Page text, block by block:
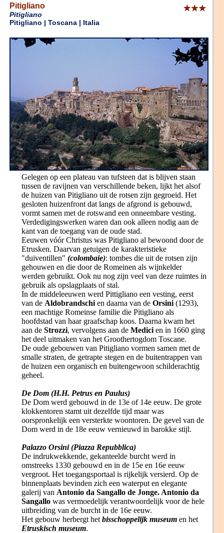
Pitigliano
Pitigliano
Pitigliano | Toscana | Italia
Gelegen op een plateau van tufsteen dat is blijven staan
tussen de ravijnen van verschillende beken, lijkt het alsof
de huizen van Pitigliano uit de rotsen zijn gegroeid. Het
gesloten huizenfront dat langs de afgrond is gebouwd,
vormt samen met de rotswand een onneembare vesting.
Verdedigingswerken waren dan ook alleen nodig aan de
kant van de toegang van de oude stad.
Eeuwen vóór Christus was Pitigliano al bewoond door de
Etrusken. Daarvan getuigen de karakteristieke
"duiventillen" (colombaie): tombes die uit de rotsen zijn
gehouwen en die door de Romeinen als wijnkelder
werden gebruikt. Ook nu nog zijn veel van deze ruimtes in
gebruik als opslagplaats of stal.
In de middeleeuwen werd Pittigliano een vesting, eerst
van de Aldobrandschi en daarna van de Orsini (1293),
een machtige Romeinse familie die Pitigliano als
hoofdstad van haar graafschap koos. Daarna kwam het
aan de Strozzi, vervolgens aan de Medici en in 1660 ging
het deel uitmaken van het Groothertogdom Toscane.
De oude gebouwen van Pitigliano vormen samen met de
smalle straten, de getrapte stegen en de buitentrappen van
de huizen een organisch en buitengewoon schilderachtig
geheel.
De Dom (H.H. Petrus en Paulus)
De Dom werd gebouwd in de 13e of 14e eeuw. De grote
klokkentoren stamt uit dezelfde tijd maar was
oorspronkelijk een versterkte woontoren. De gevel van de
Dom werd in de 18e eeuw vernieuwd in barokke stijl.
Palazzo Orsini (Piazza Repubblica)
De indrukwekkende, gekanteelde burcht werd in
omstreeks 1330 gebouwd en in de 15e en 16e eeuw
vergroot. Het toegangsportaal is rijkelijk versierd. Op de
binnenplaats bevinden zich een waterput en elegante
galerij van Antonio da Sangallo de Jonge. Antonio da
Sangallo was vermoedelijk verantwoordelijk voor de hele
uitbreiding van de burcht in de 16e eeuw.
Het gebouw herbergt het bisschoppelijk museum en het
Etruskisch museum.